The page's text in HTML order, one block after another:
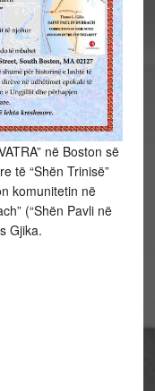
në Boston së
të “Shën Trinisë”
komunitetin në
(“Shën Pavli në
Gjika.